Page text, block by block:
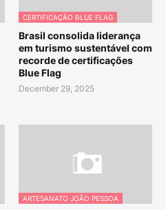
CERTIFICAÇÃO BLUE FLAG
Brasil consolida liderança
em turismo sustentável com
recorde de certificações
Blue Flag
December 29, 2025
ARTESANATO JOÃO PESSOA